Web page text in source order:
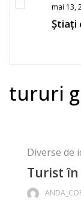
mai 13,
Știați
tururi
Diverse de
Turist